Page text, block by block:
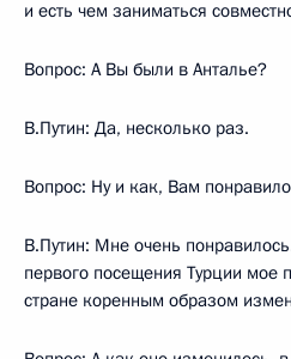
и есть чем заниматься
Вопрос: А Вы были в Анталье?
В.Путин: Да, несколько раз.
Вопрос: Ну и как, Вам
В.Путин: Мне очень
первого посещения Турции мое
стране коренным образом